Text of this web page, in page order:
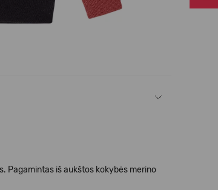
Pagamintas iš aukštos kokybės merino